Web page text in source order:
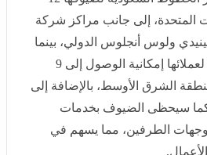
الدولي، بينما تتيح
خطوط دلتا الجوية لعملائها إمكانية الوصول إلى 9 وجهات في
بالإضافة إلى مدينتيّ جدة
بخدمات مميزة أثناء السفر
يسهم في خدمة قطاع السياحة